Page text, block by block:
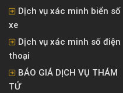
Dịch vụ xác minh biển số
xe
Dịch vụ xác minh số điện
thoại
BÁO GIÁ DỊCH VỤ THÁM
TỬ